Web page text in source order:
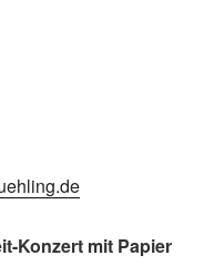
Konzert mit Papier